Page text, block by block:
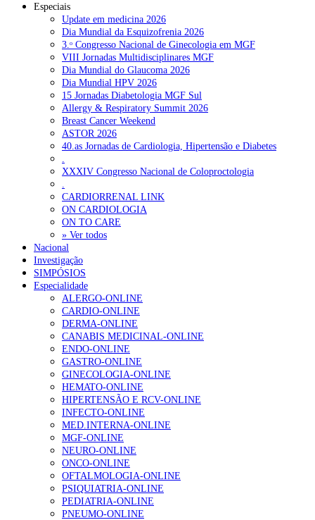
NOTÍCIAS RECENTES
Portugal está a formar os médicos de que precisa?
Estudantes de Medicina representados na 79.ª World Health
Assembly 6 de Agosto, 2026
SCORA X-Change Portugal promove formação internacional
em saúde sexual e reprodutiva
ANEM reúne com coordenador do Pacto Estratégico para a
Saúde 6 de Agosto, 2026
Sindicato diz que nova carreira de médicos dentistas reforça
estabilidade no SNS
NOTÍCIAS MAIS LIDAS
Enfermagem Forense. “Da urgência ao tribunal, cada
gesto conta e cada profissional faz a diferença”
202 visualizações
Alguns milhares de utentes podem ficar sem médico de
família com nova regras do registo, alerta associação
175 visualizações
Quase quatro em cada dez doentes com enfarte
apresentavam níveis elevados de Lp(a), revela estudo
86 visualizações
Especiais
Update em medicina 2026
Dia Mundial da Esquizofrenia 2026
3.ᵒ Congresso Nacional de Ginecologia em MGF
VIII Jornadas Multidisciplinares MGF
Dia Mundial do Glaucoma 2026
Dia Mundial HPV 2026
15 Jornadas Diabetologia MGF Sul
Allergy & Respiratory Summit 2026
Breast Cancer Weekend
ASTOR 2026
40.as Jornadas de Cardiologia, Hipertensão e Diabetes
.
XXXIV Congresso Nacional de Coloproctologia
.
CARDIORRENAL LINK
ON CARDIOLOGIA
ON TO CARE
» Ver todos
Nacional
Investigação
SIMPÓSIOS
Especialidade
ALERGO-ONLINE
CARDIO-ONLINE
DERMA-ONLINE
CANABIS MEDICINAL-ONLINE
ENDO-ONLINE
GASTRO-ONLINE
GINECOLOGIA-ONLINE
HEMATO-ONLINE
HIPERTENSÃO E RCV-ONLINE
INFECTO-ONLINE
MED.INTERNA-ONLINE
MGF-ONLINE
NEURO-ONLINE
ONCO-ONLINE
OFTALMOLOGIA-ONLINE
PSIQUIATRIA-ONLINE
PEDIATRIA-ONLINE
PNEUMO-ONLINE